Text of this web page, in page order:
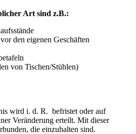
Art sind z.B.:
den eigenen Geschäften
von Tischen/Stühlen)
wird i. d. R. befristet oder auf
Veränderung erteilt. Mit dieser
die einzuhalten sind.